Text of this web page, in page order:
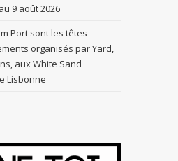
9 août 2026
Port sont les têtes
organisés par Yard,
aux White Sand
Lisbonne